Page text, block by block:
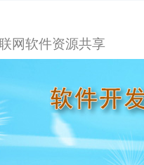
网软件资源共享